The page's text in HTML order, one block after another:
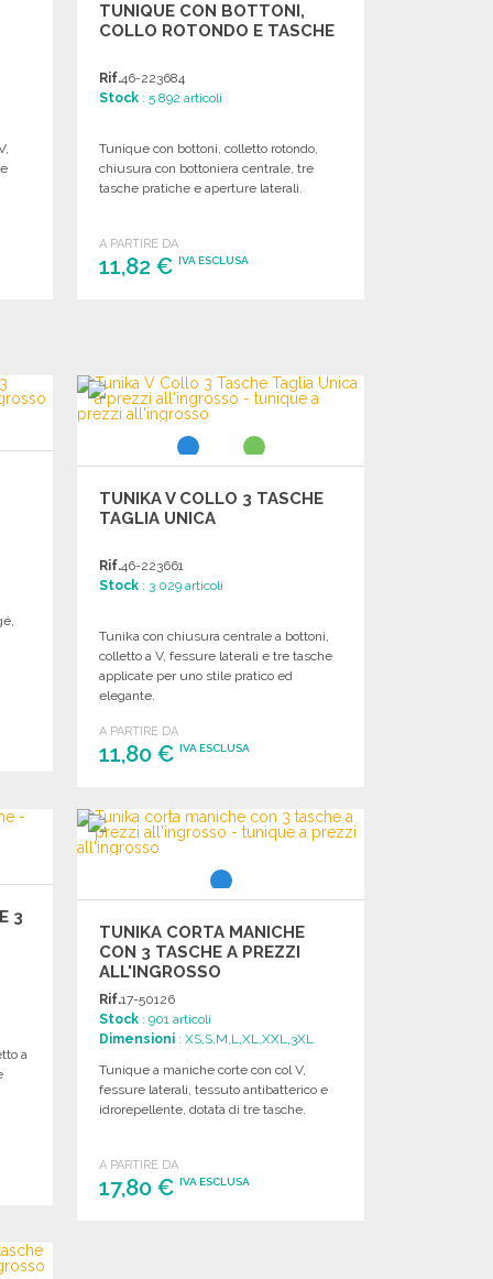
TUNIQUE CON BOTTONI,
COLLO ROTONDO E TASCHE
Rif.46-223684
Stock : 5 892 articoli
Tunique con bottoni, colletto rotondo,
chiusura con bottoniera centrale, tre
tasche pratiche e aperture laterali.
A PARTIRE DA
11,82 €IVA ESCLUSA
TUNIKA V COLLO 3 TASCHE
TAGLIA UNICA
Rif.46-223661
Stock : 3 029 articoli
Tunika con chiusura centrale a bottoni,
colletto a V, fessure laterali e tre tasche
applicate per uno stile pratico ed
elegante.
A PARTIRE DA
11,80 €IVA ESCLUSA
Richiedi un preventivo
3
a
TUNIKA CORTA MANICHE
CON 3 TASCHE A PREZZI
ALL'INGROSSO
Rif.17-50126
Stock : 901 articoli
Dimensioni : XS,S,M,L,XL,XXL,3XL
Tunique a maniche corte con col V,
fessure laterali, tessuto antibatterico e
idrorepellente, dotata di tre tasche.
A PARTIRE DA
17,80 €IVA ESCLUSA